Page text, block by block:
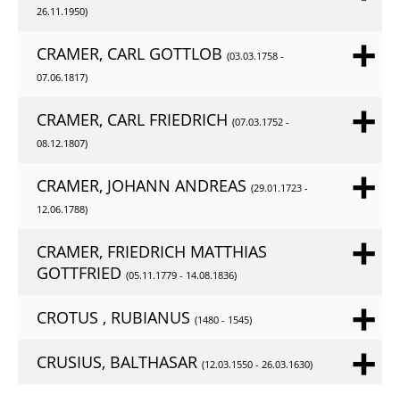
26.11.1950)
CRAMER, CARL GOTTLOB (03.03.1758 -
07.06.1817)
CRAMER, CARL FRIEDRICH (07.03.1752 -
08.12.1807)
CRAMER, JOHANN ANDREAS (29.01.1723 -
12.06.1788)
CRAMER, FRIEDRICH MATTHIAS
GOTTFRIED (05.11.1779 - 14.08.1836)
CROTUS , RUBIANUS (1480 - 1545)
CRUSIUS, BALTHASAR (12.03.1550 - 26.03.1630)